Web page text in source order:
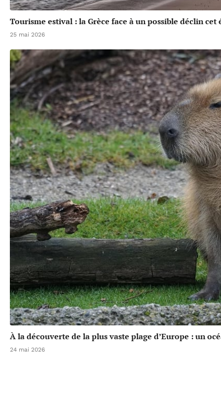
Tourisme estival : la Grèce face à un possible déclin cet
25 mai 2026
À la découverte de la plus vaste plage d’Europe : un
24 mai 2026